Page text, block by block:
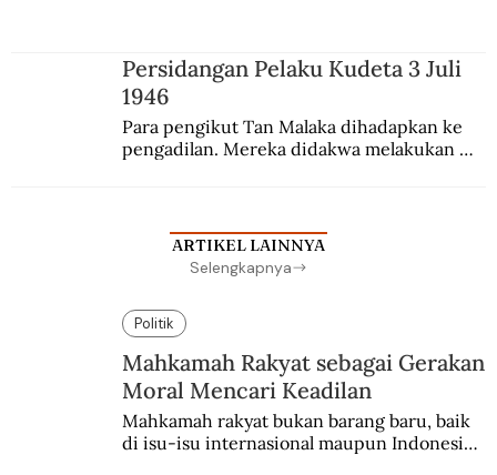
Persidangan Pelaku Kudeta 3 Juli
1946
Para pengikut Tan Malaka dihadapkan ke
pengadilan. Mereka didakwa melakukan
ARTIKEL LAINNYA
Selengkapnya
Politik
Mahkamah Rakyat sebagai Gerakan
Moral Mencari Keadilan
Mahkamah rakyat bukan barang baru, baik
di isu-isu internasional maupun Indonesia.